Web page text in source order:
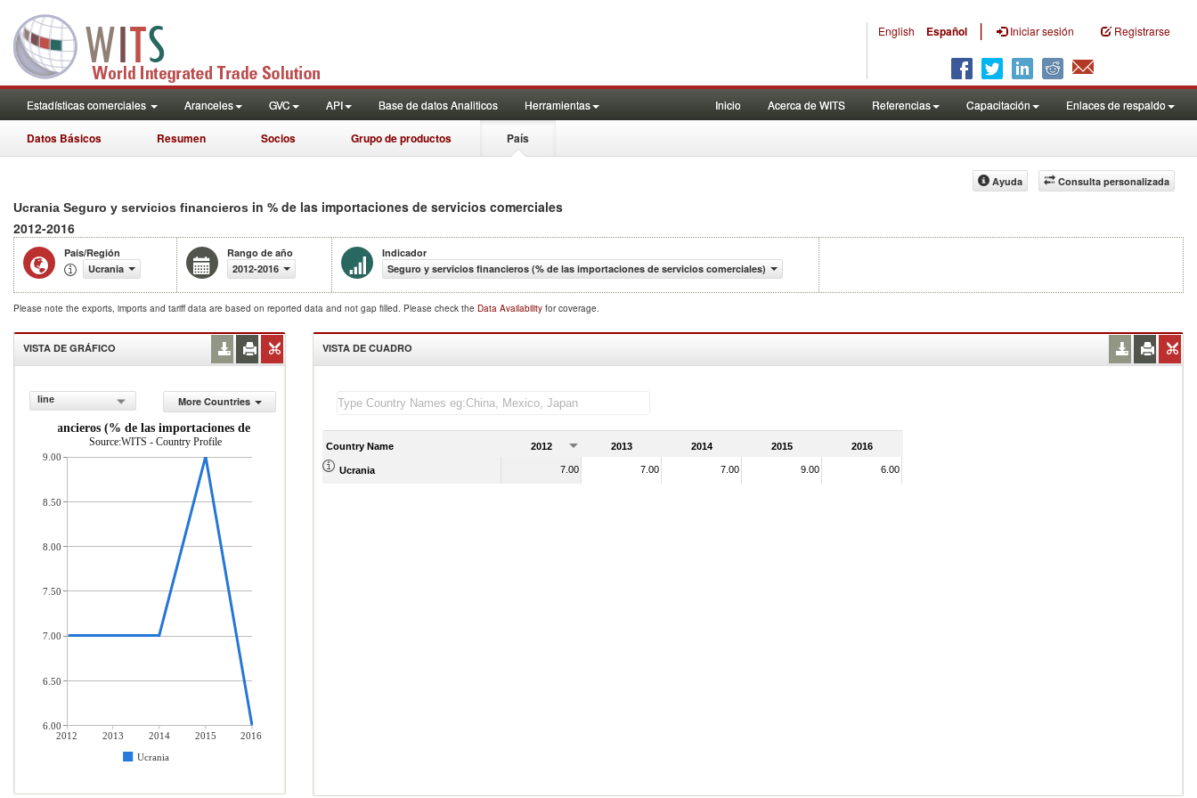
English Español | Iniciar sesión Registrarse
Estadísticas comerciales Aranceles GVC API Base de datos Analiticos Herramientas Inicio Acerca de WITS Referencias Capacitación Enlaces de respaldo
Datos Básicos Resumen Socios Grupo de productos País
Consulta personalizada
Ayuda
Ucrania Seguro y servicios financieros in % de las importaciones de servicios comerciales
2012-2016
País/Región
Ucrania
Rango de año
2012-2016
Indicador
Seguro y servicios financieros (% de las importaciones de servicios comerciales)
Please note the exports, imports and tariff data are based on reported data and not gap filled. Please check the Data Availability for coverage.
VISTA DE GRÁFICO
line
More Countries
financieros (% de las importaciones de servicios comerciales)
Source:WITS - Country Profile
2012 2013 2014 2015
2016
Ucrania
9.00
8.50
8.00
7.50
7.00
6.50
6.00
VISTA DE CUADRO
Country Name 2012 2013 2014 2015 2016
Ucrania 7.00 7.00 7.00 9.00 6.00